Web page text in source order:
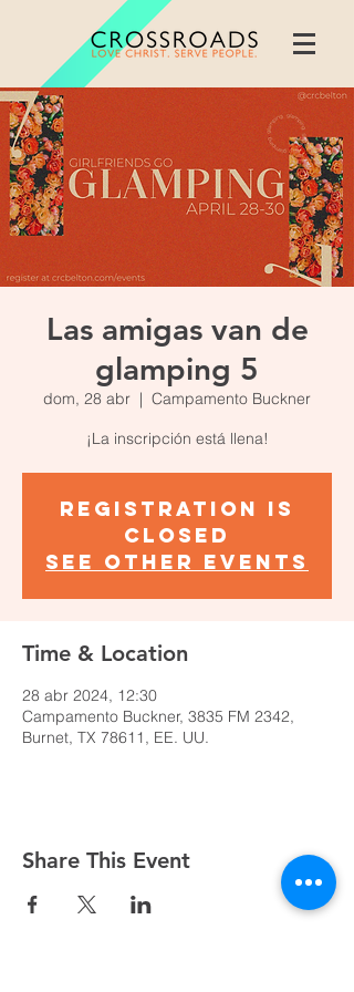
Las amigas van de
glamping 5
dom, 28 abr
  |
Campamento Buckner
¡La inscripción está llena!
Registration is
closed
See other events
Time & Location
28 abr 2024, 12:30
Campamento Buckner, 3835 FM 2342,
Burnet, TX 78611, EE. UU.
Share This Event